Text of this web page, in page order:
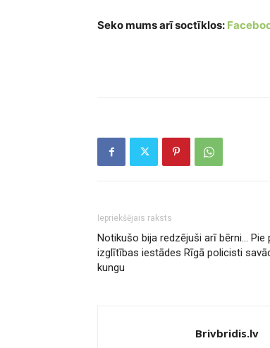
Seko mums arī soctīklos:
Iepriekšējais raksts
Notikušo bija redzējuši arī bērni… Pie
izglītības iestādes Rīgā policisti
kungu
Brivbridis.lv